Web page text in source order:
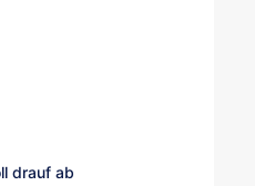
drauf ab